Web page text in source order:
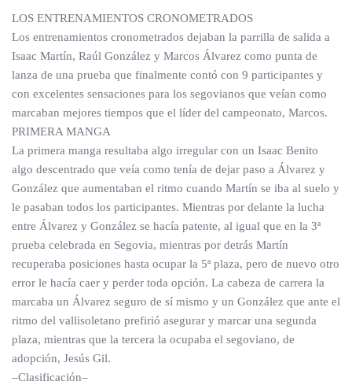
LOS ENTRENAMIENTOS CRONOMETRADOS
Los entrenamientos cronometrados dejaban la parrilla de salida a
Isaac Martín, Raúl González y Marcos Álvarez como punta de
lanza de una prueba que finalmente contó con 9 participantes y
con excelentes sensaciones para los segovianos que veían como
marcaban mejores tiempos que el líder del campeonato, Marcos.
PRIMERA MANGA
La primera manga resultaba algo irregular con un Isaac Benito
algo descentrado que veía como tenía de dejar paso a Álvarez y
González que aumentaban el ritmo cuando Martín se iba al suelo y
le pasaban todos los participantes. Mientras por delante la lucha
entre Álvarez y González se hacía patente, al igual que en la 3ª
prueba celebrada en Segovia, mientras por detrás Martín
recuperaba posiciones hasta ocupar la 5ª plaza, pero de nuevo otro
error le hacía caer y perder toda opción. La cabeza de carrera la
marcaba un Álvarez seguro de sí mismo y un González que ante el
ritmo del vallisoletano prefirió asegurar y marcar una segunda
plaza, mientras que la tercera la ocupaba el segoviano, de
adopción, Jesús Gil.
–Clasificación–